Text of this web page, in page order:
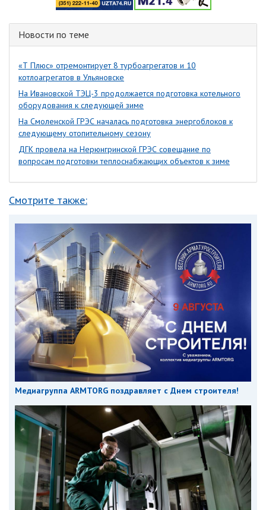
Новости по теме
«Т Плюс» отремонтирует 8 турбоагрегатов и 10
котлоагрегатов в Ульяновске
На Ивановской ТЭЦ-3 продолжается подготовка котельного
оборудования к следующей зиме
На Смоленской ГРЭС началась подготовка энергоблоков к
следующему отопительному сезону
ДГК провела на Нерюнгринской ГРЭС совещание по
вопросам подготовки теплоснабжающих объектов к зиме
Смотрите также:
Медиагруппа ARMTORG поздравляет с Днем строителя!